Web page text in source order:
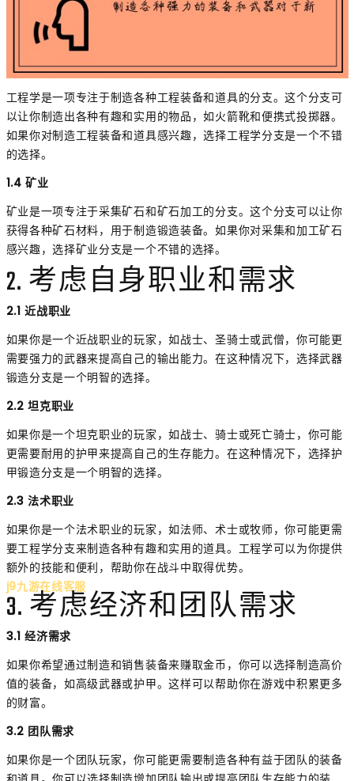
工程学是一项专注于制造各种工程装备和道具的分支。这个分支可
以让你制造出各种有趣和实用的物品，如火箭靴和便携式投掷器。
如果你对制造工程装备和道具感兴趣，选择工程学分支是一个不错
的选择。
1.4 矿业
矿业是一项专注于采集矿石和矿石加工的分支。这个分支可以让你
获得各种矿石材料，用于制造锻造装备。如果你对采集和加工矿石
感兴趣，选择矿业分支是一个不错的选择。
2. 考虑自身职业和需求
2.1 近战职业
如果你是一个近战职业的玩家，如战士、圣骑士或武僧，你可能更
需要强力的武器来提高自己的输出能力。在这种情况下，选择武器
锻造分支是一个明智的选择。
2.2 坦克职业
如果你是一个坦克职业的玩家，如战士、骑士或死亡骑士，你可能
更需要耐用的护甲来提高自己的生存能力。在这种情况下，选择护
甲锻造分支是一个明智的选择。
2.3 法术职业
如果你是一个法术职业的玩家，如法师、术士或牧师，你可能更需
要工程学分支来制造各种有趣和实用的道具。工程学可以为你提供
额外的技能和便利，帮助你在战斗中取得优势。
j9九游在线客服
3. 考虑经济和团队需求
3.1 经济需求
如果你希望通过制造和销售装备来赚取金币，你可以选择制造高价
值的装备，如高级武器或护甲。这样可以帮助你在游戏中积累更多
的财富。
3.2 团队需求
如果你是一个团队玩家，你可能更需要制造各种有益于团队的装备